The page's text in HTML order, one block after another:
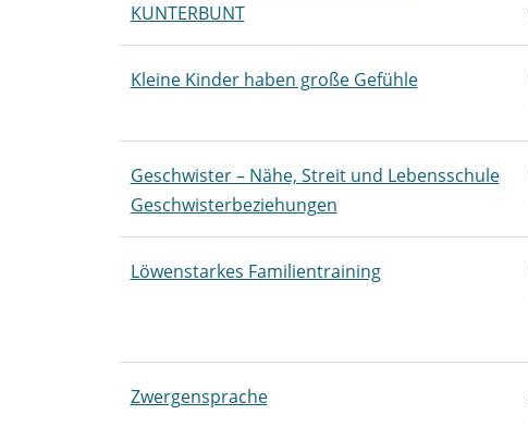
KUNTERBUNT
Kleine Kinder haben große Gefühle
Geschwister – Nähe, Streit und Lebensschule
Geschwisterbeziehungen
Löwenstarkes Familientraining
Zwergensprache